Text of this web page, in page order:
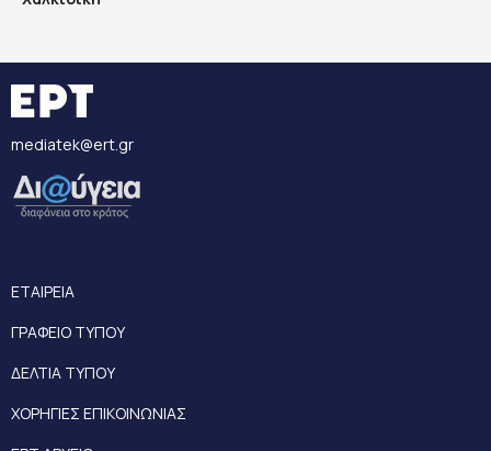
mediatek@ert.gr
ΕΤΑΙΡΕΙΑ
ΓΡΑΦΕΙΟ ΤΥΠΟΥ
ΔΕΛΤΙΑ ΤΥΠΟΥ
ΧΟΡΗΓΙΕΣ ΕΠΙΚΟΙΝΩΝΙΑΣ